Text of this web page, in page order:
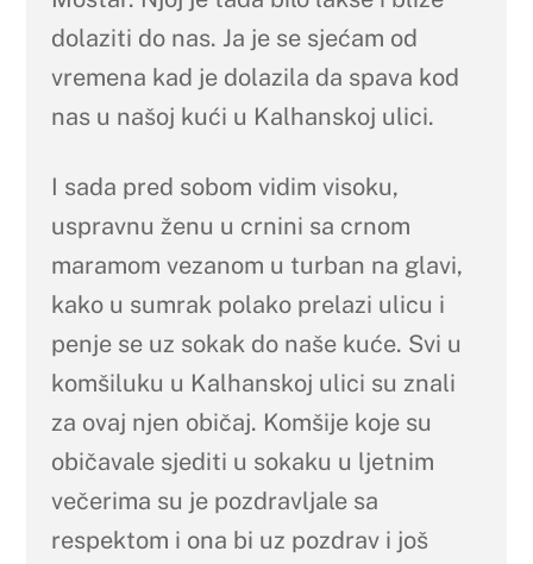
dolaziti do nas. Ja je se sjećam od
vremena kad je dolazila da spava kod
nas u našoj kući u Kalhanskoj ulici.
I sada pred sobom vidim visoku,
uspravnu ženu u crnini sa crnom
maramom vezanom u turban na glavi,
kako u sumrak polako prelazi ulicu i
penje se uz sokak do naše kuće. Svi u
komšiluku u Kalhanskoj ulici su znali
za ovaj njen običaj. Komšije koje su
običavale sjediti u sokaku u ljetnim
večerima su je pozdravljale sa
respektom i ona bi uz pozdrav i još